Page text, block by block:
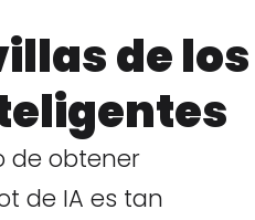
de los
de obtener
de IA es tan